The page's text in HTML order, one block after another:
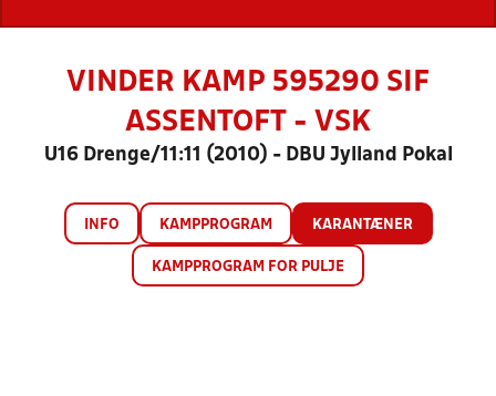
VINDER KAMP 595290 SIF
ASSENTOFT - VSK
U16 Drenge/11:11 (2010) - DBU Jylland Pokal
INFO KAMPPROGRAM KARANTÆNER
KAMPPROGRAM FOR PULJE